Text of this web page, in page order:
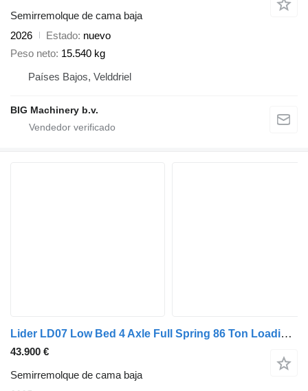
Semirremolque de cama baja
2026
Estado nuevo
Peso neto 15.540 kg
Países Bajos, Velddriel
BIG Machinery b.v.
Lider LD07 Low Bed 4 Axle Full Spring 86 Ton Loading !Price Per Unit!
43.900 €
Semirremolque de cama baja